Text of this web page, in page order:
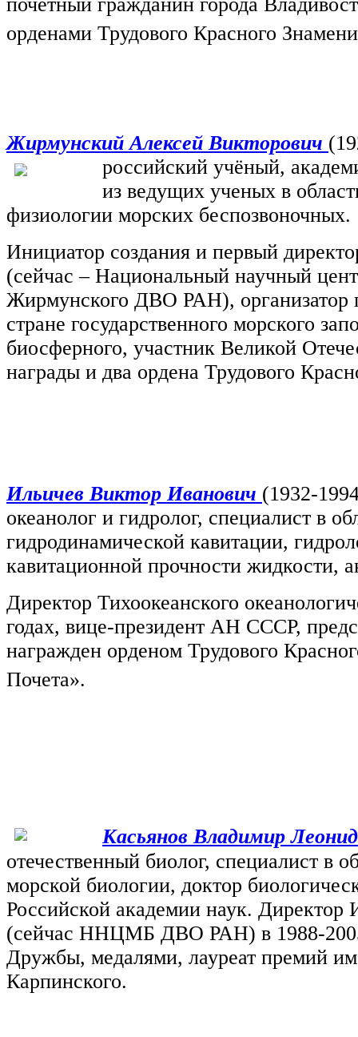
орденами Трудового Красного
Жирмунский Алексей Викторович
российский учёный,
из ведущих ученых в
физиологии морских беспозвоночных.
Инициатор создания и первый
(сейчас – Национальный научный
Жирмунского ДВО РАН), организатор
стране государственного морского
биосферного, участник Великой
награды и два ордена Трудового
Ильичев Виктор Иванович (1932-
океанолог и гидролог, специалист в
гидродинамической кавитации,
кавитационной прочности жидкости,
Директор Тихоокеанского
годах, вице-президент АН СССР,
награжден орденом Трудового
Почета».
Касьянов Владимир
отечественный биолог, специалист в
морской биологии, доктор
Российской академии наук. Директор
(сейчас ННЦМБ ДВО РАН) в 1988-
Дружбы, медалями, лауреат премий
Карпинского.